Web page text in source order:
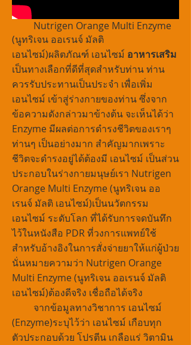
Nutrigen Orange Multi Enzyme
(นูทริเจน ออเรนจ์ มัลติ
เอนไซม์)ผลิตภัณฑ์ เอนไซม์ อาหารเสริม
เป็นทางเลือกที่ดีที่สุดสำหรับท่าน ท่าน
ควรรับประทานเป็นประจำ เพื่อเพิ่ม
เอนไซม์ เข้าสู่ร่างกายของท่าน ซึ่งจาก
ข้อความดังกล่าวมาข้างต้น จะเห็นได้ว่า
Enzyme มีผลต่อการดำรงชีวิตของเราๆ
ท่านๆ เป็นอย่างมาก สำคัญมากเพราะ
ชีวิตจะดำรงอยู่ได้ต้องมี เอนไซม์ เป็นส่วน
ประกอบในร่างกายมนุษย์เรา Nutrigen
Orange Multi Enzyme (นูทริเจน ออ
เรนจ์ มัลติ เอนไซม์)เป็นนวัตกรรม
เอนไซม์ ระดับโลก ที่ได้รับการจดบันทึก
ไว้ในหนังสือ PDR ที่วงการแพทย์ใช้
สำหรับอ้างอิงในการสั่งจ่ายยาให้แก่ผู้ป่วย
นั่นหมายความว่า Nutrigen Orange
Multi Enzyme (นูทริเจน ออเรนจ์ มัลติ
เอนไซม์)ต้องดีจริง เชื่อถือได้จริง
จากข้อมูลทางวิชาการ เอนไซม์
(Enzyme)ระบุไว้ว่า เอนไซม์ เกือบทุก
ตัวประกอบด้วย โปรตีน เกลือแร่ วิตามิน